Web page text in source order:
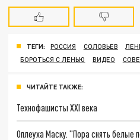
ТЕГИ: РОССИЯ СОЛОВЬЕВ
БОРОТЬСЯ С ЛЕНЬЮ
ВИДЕО
ЧИТАЙТЕ ТАКЖЕ:
Технофашисты XXI века
Оплеуха Маску. "Пора снять белые